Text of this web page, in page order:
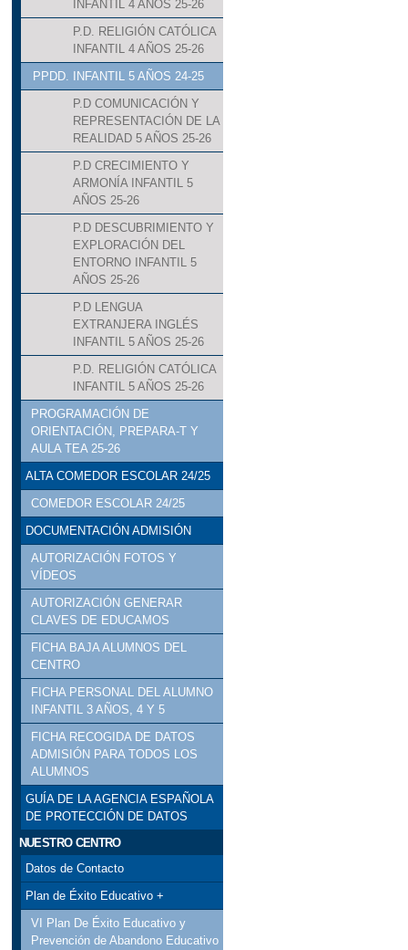
INFANTIL 4 AÑOS 25-26
P.D. RELIGIÓN CATÓLICA
INFANTIL 4 AÑOS 25-26
PPDD. INFANTIL 5 AÑOS 24-25
P.D COMUNICACIÓN Y
REPRESENTACIÓN DE LA
REALIDAD 5 AÑOS 25-26
P.D CRECIMIENTO Y
ARMONÍA INFANTIL 5
AÑOS 25-26
P.D DESCUBRIMIENTO Y
EXPLORACIÓN DEL
ENTORNO INFANTIL 5
AÑOS 25-26
P.D LENGUA
EXTRANJERA INGLÉS
INFANTIL 5 AÑOS 25-26
P.D. RELIGIÓN CATÓLICA
INFANTIL 5 AÑOS 25-26
PROGRAMACIÓN DE
ORIENTACIÓN, PREPARA-T Y
AULA TEA 25-26
ALTA COMEDOR ESCOLAR 24/25
COMEDOR ESCOLAR 24/25
DOCUMENTACIÓN ADMISIÓN
AUTORIZACIÓN FOTOS Y
VÍDEOS
AUTORIZACIÓN GENERAR
CLAVES DE EDUCAMOS
FICHA BAJA ALUMNOS DEL
CENTRO
FICHA PERSONAL DEL ALUMNO
INFANTIL 3 AÑOS, 4 Y 5
FICHA RECOGIDA DE DATOS
ADMISIÓN PARA TODOS LOS
ALUMNOS
GUÍA DE LA AGENCIA ESPAÑOLA
DE PROTECCIÓN DE DATOS
NUESTRO CENTRO
Datos de Contacto
Plan de Éxito Educativo +
VI Plan De Éxito Educativo y
Prevención de Abandono Educativo